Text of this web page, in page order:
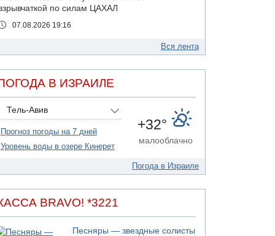
по силам ЦАХАЛ
07.08.2026 19:16
Иерусалиме
Подозреваемый в домогательствах в хостеле
- Гильбоа Дахан
Обнародовано имя полицейского,
подозреваемого в коррупционных
07.08.2026 17:51
отказался заморозить лишение
льгот для уклонистов-харедим
Вся лента
В ИЗРАИЛЕ
Тель-Авив
Прогноз погоды на 7 дней
Уровень воды в озере Кинерет
+32°
малооблачно
Погода в Израиле
BRAVO! *3221
Песняры — звездные солисты